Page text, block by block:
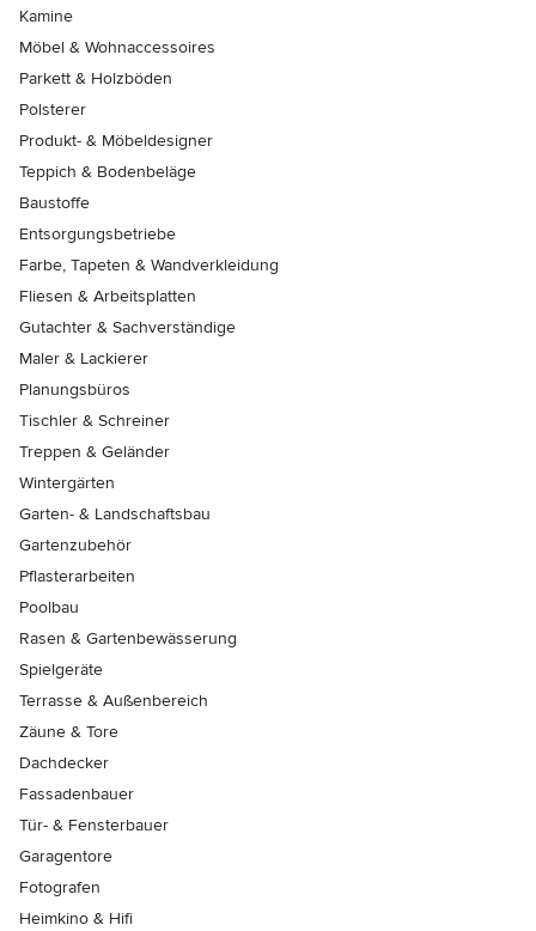
Kamine
Möbel & Wohnaccessoires
Parkett & Holzböden
Polsterer
Produkt- & Möbeldesigner
Teppich & Bodenbeläge
Baustoffe
Entsorgungsbetriebe
Farbe, Tapeten & Wandverkleidung
Fliesen & Arbeitsplatten
Gutachter & Sachverständige
Maler & Lackierer
Planungsbüros
Tischler & Schreiner
Treppen & Geländer
Wintergärten
Garten- & Landschaftsbau
Gartenzubehör
Pflasterarbeiten
Poolbau
Rasen & Gartenbewässerung
Spielgeräte
Terrasse & Außenbereich
Zäune & Tore
Dachdecker
Fassadenbauer
Tür- & Fensterbauer
Garagentore
Fotografen
Heimkino & Hifi